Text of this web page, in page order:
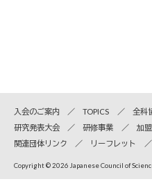
入会のご案内 TOPICS 全科
研究発表大会
研修事業
加
関連団体リンク
リーフレット
Copyright © 2026 Japanese Council of